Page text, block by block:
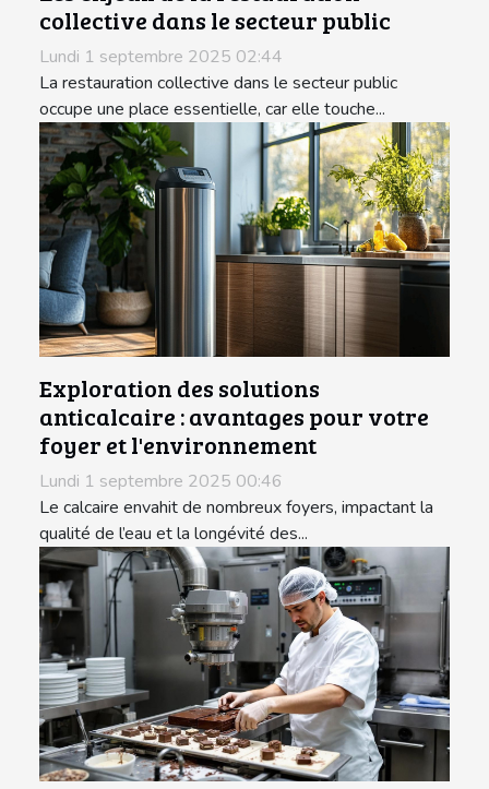
collective dans le secteur public
Lundi 1 septembre 2025 02:44
La restauration collective dans le secteur public
occupe une place essentielle, car elle touche...
Exploration des solutions
anticalcaire : avantages pour votre
foyer et l'environnement
Lundi 1 septembre 2025 00:46
Le calcaire envahit de nombreux foyers, impactant la
qualité de l’eau et la longévité des...